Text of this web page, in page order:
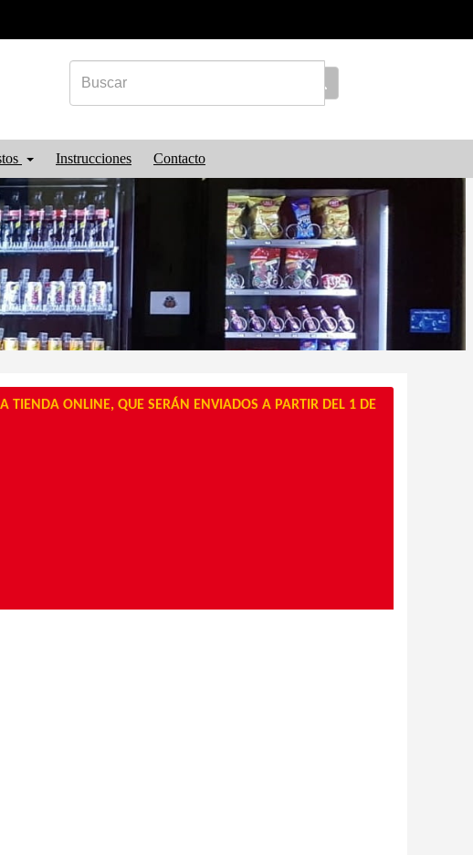
Instrucciones Contacto
TIENDA ONLINE, QUE SERÁN ENVIADOS A PARTIR DEL 1 DE